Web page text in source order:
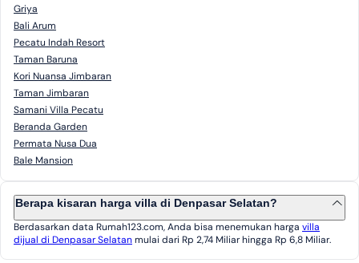
Griya
Bali Arum
Pecatu Indah Resort
Taman Baruna
Kori Nuansa Jimbaran
Taman Jimbaran
Samani Villa Pecatu
Beranda Garden
Permata Nusa Dua
Bale Mansion
Berapa kisaran harga villa di Denpasar Selatan?
Berdasarkan data Rumah123.com, Anda bisa menemukan harga villa
dijual di Denpasar Selatanmulai dari Rp 2,74 Miliar hingga Rp 6,8 Miliar.